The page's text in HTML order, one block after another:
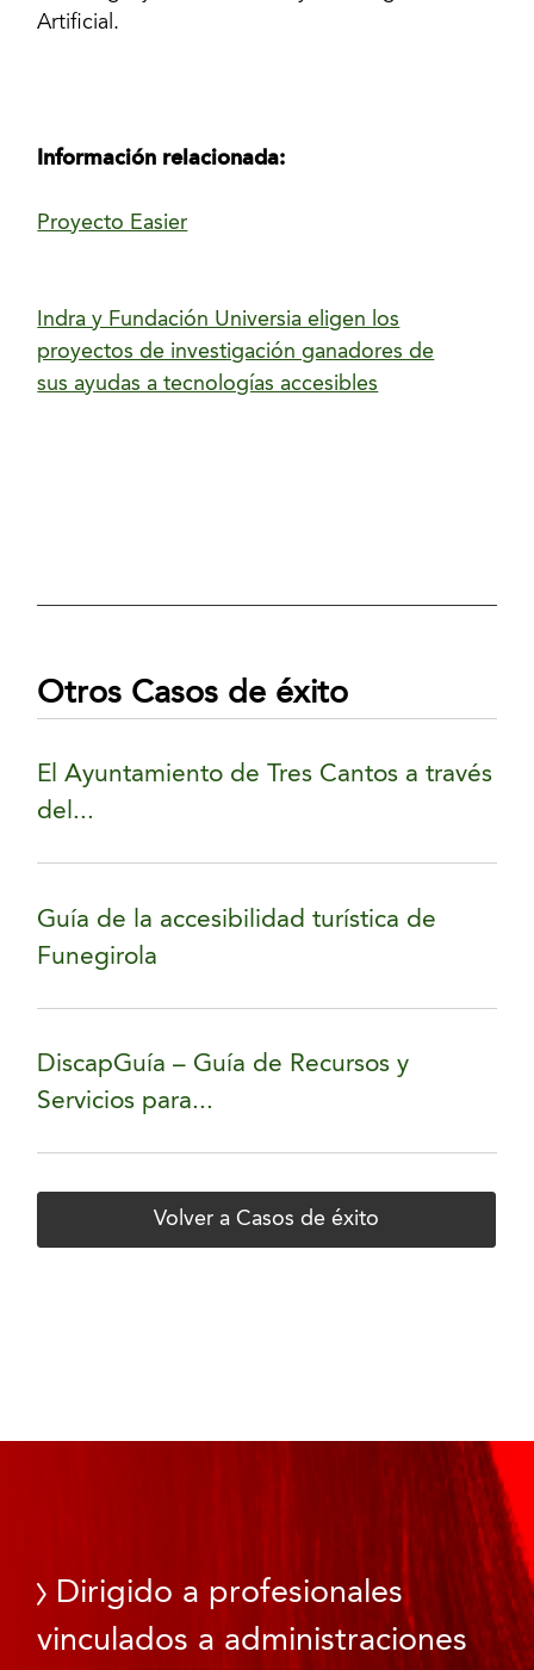
Artificial.
Información relacionada:
Proyecto Easier
Indra y Fundación Universia eligen los
proyectos de investigación ganadores de
sus ayudas a tecnologías accesibles
Otros Casos de éxito
El Ayuntamiento de Tres Cantos a través
del...
Guía de la accesibilidad turística de
Funegirola
DiscapGuía – Guía de Recursos y
Servicios para...
Volver a Casos de éxito
Dirigido a profesionales
vinculados a administraciones